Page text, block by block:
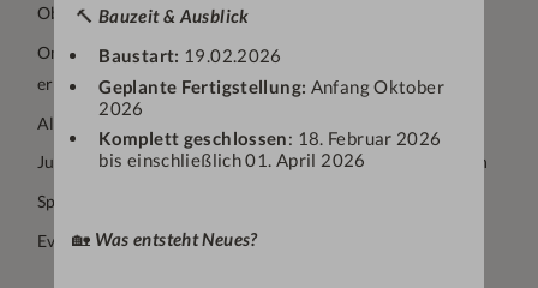
🔨 Bauzeit & Ausblick
Baustart: 19.02.2026
Geplante Fertigstellung: Anfang Oktober
2026
Komplett geschlossen: 18. Februar 2026
bis einschließlich 01. April 2026
🏡 Was entsteht Neues?
Oberstaufen
Oma‘s Geschichtsstunde - sen. Chefin Marlies Schädler
erzählt aus Ihrer Zeit im Engel
Allgäuer Traditions-Buffet
Jubiläumsfeier mit Live-Musik und versch. Köstlichkeiten
Sport- und Fitnessprogramm am Vormittag
Event-Aufgüsse in der Panorama-Sauna